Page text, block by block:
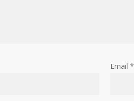
Email *